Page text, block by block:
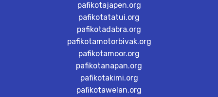
pafikotajapen.org
pafikotatatui.org
pafikotadabra.org
pafikotamotorbivak.org
pafikotamoor.org
pafikotanapan.org
pafikotakimi.org
pafikotawelan.org